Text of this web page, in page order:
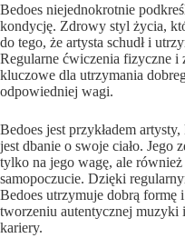
Bedoes niejednokrotnie
kondycję. Zdrowy styl życia,
do tego, że artysta schudł i
Regularne ćwiczenia fizyczne i
kluczowe dla utrzymania
odpowiedniej wagi.
Bedoes jest przykładem
jest dbanie o swoje ciało. Jego
tylko na jego wagę, ale
samopoczucie. Dzięki
Bedoes utrzymuje dobrą formę
tworzeniu autentycznej
kariery.